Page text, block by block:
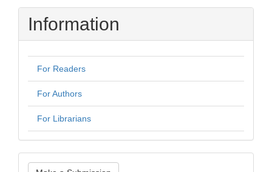
Information
For Readers
For Authors
For Librarians
Make